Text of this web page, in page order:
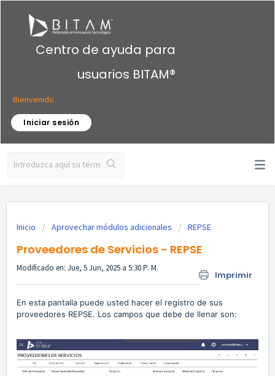
Centro de ayuda para
usuarios BITAM®
Bienvenido
Iniciar sesión
Inicio Aprovechar módulos adicionales REPSE
Proveedores de Servicios - REPSE
Imprimir
Modificado en: Jue, 5 Jun, 2025 a 5:30 P. M.
En esta pantalla puede usted hacer el registro de sus
proveedores REPSE. Los campos que debe de llenar son: